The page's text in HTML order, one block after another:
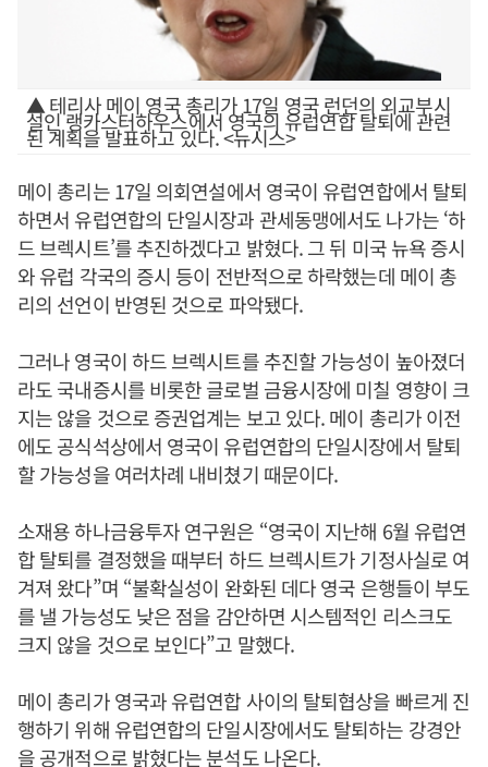
▲ 테리사 메이 영국 총리가 17일 영국 런던의 외교부시
설인 랭카스터하우스에서 영국의 유럽연합 탈퇴에 관련
된 계획을 발표하고 있다. <뉴시스>
메이 총리는 17일 의회연설에서 영국이 유럽연합에서 탈퇴
하면서 유럽연합의 단일시장과 관세동맹에서도 나가는 ‘하
드 브렉시트’를 추진하겠다고 밝혔다. 그 뒤 미국 뉴욕 증시
와 유럽 각국의 증시 등이 전반적으로 하락했는데 메이 총
리의 선언이 반영된 것으로 파악됐다.
그러나 영국이 하드 브렉시트를 추진할 가능성이 높아졌더
라도 국내증시를 비롯한 글로벌 금융시장에 미칠 영향이 크
지는 않을 것으로 증권업계는 보고 있다. 메이 총리가 이전
에도 공식석상에서 영국이 유럽연합의 단일시장에서 탈퇴
할 가능성을 여러차례 내비쳤기 때문이다.
소재용 하나금융투자 연구원은 “영국이 지난해 6월 유럽연
합 탈퇴를 결정했을 때부터 하드 브렉시트가 기정사실로 여
겨져 왔다”며 “불확실성이 완화된 데다 영국 은행들이 부도
를 낼 가능성도 낮은 점을 감안하면 시스템적인 리스크도
크지 않을 것으로 보인다”고 말했다.
메이 총리가 영국과 유럽연합 사이의 탈퇴협상을 빠르게 진
행하기 위해 유럽연합의 단일시장에서도 탈퇴하는 강경안
을 공개적으로 밝혔다는 분석도 나온다.